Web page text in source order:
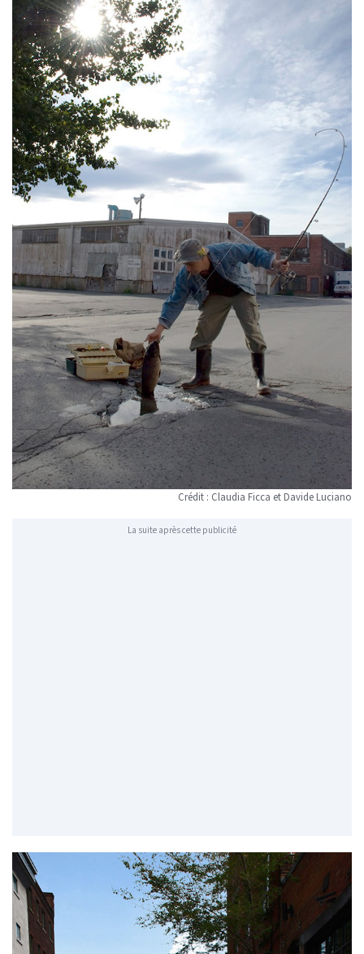
Crédit : Claudia Ficca et Davide Luciano
La suite après cette publicité